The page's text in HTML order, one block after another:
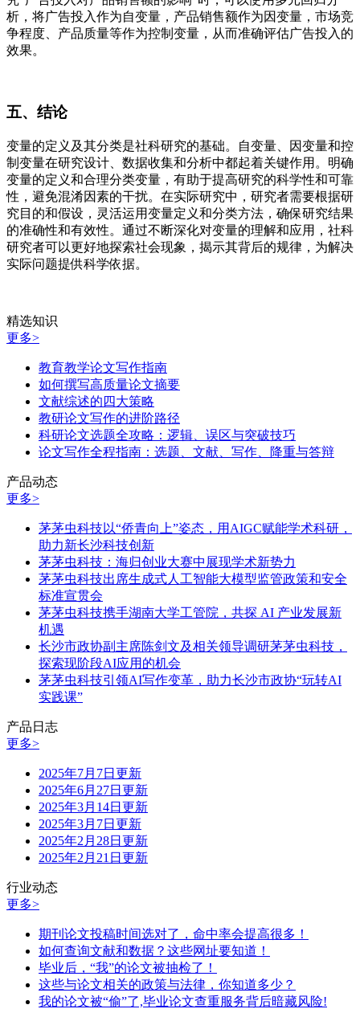
析，将广告投入作为自变量，产品销售额作为因变量，市场竞
争程度、产品质量等作为控制变量，从而准确评估广告投入的
效果。
五、结论
变量的定义及其分类是社科研究的基础。自变量、因变量和控
制变量在研究设计、数据收集和分析中都起着关键作用。明确
变量的定义和合理分类变量，有助于提高研究的科学性和可靠
性，避免混淆因素的干扰。在实际研究中，研究者需要根据研
究目的和假设，灵活运用变量定义和分类方法，确保研究结果
的准确性和有效性。通过不断深化对变量的理解和应用，社科
研究者可以更好地探索社会现象，揭示其背后的规律，为解决
实际问题提供科学依据。
精选知识
更多>
教育教学论文写作指南
如何撰写高质量论文摘要
文献综述的四大策略
教研论文写作的进阶路径
科研论文选题全攻略：逻辑、误区与突破技巧
论文写作全程指南：选题、文献、写作、降重与答辩
产品动态
更多>
茅茅虫科技以“侨青向上”姿态，用AIGC赋能学术科研，
助力新长沙科技创新
茅茅虫科技：海归创业大赛中展现学术新势力
茅茅虫科技出席生成式人工智能大模型监管政策和安全
标准宣贯会
茅茅虫科技携手湖南大学工管院，共探 AI 产业发展新
机遇
长沙市政协副主席陈剑文及相关领导调研茅茅虫科技，
探索现阶段AI应用的机会
茅茅虫科技引领AI写作变革，助力长沙市政协“玩转AI
实践课”
产品日志
更多>
2025年7月7日更新
2025年6月27日更新
2025年3月14日更新
2025年3月7日更新
2025年2月28日更新
2025年2月21日更新
行业动态
更多>
期刊论文投稿时间选对了，命中率会提高很多！
如何查询文献和数据？这些网址要知道！
毕业后，“我”的论文被抽检了！
这些与论文相关的政策与法律，你知道多少？
我的论文被“偷”了,毕业论文查重服务背后暗藏风险!